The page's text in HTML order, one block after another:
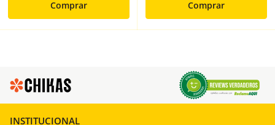
Comprar Comprar
INSTITUCIONAL